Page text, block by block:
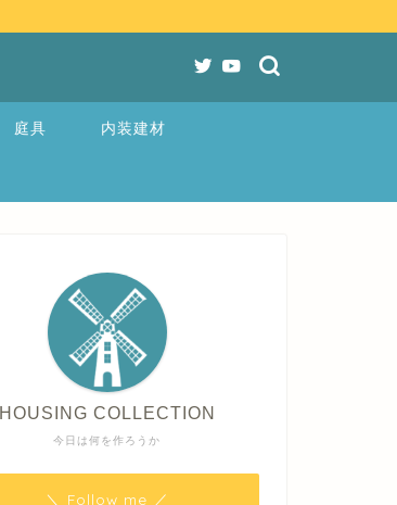
庭具 内装建材
今日は何を作ろうか
HOUSING COLLECTION
＼ Follow me ／